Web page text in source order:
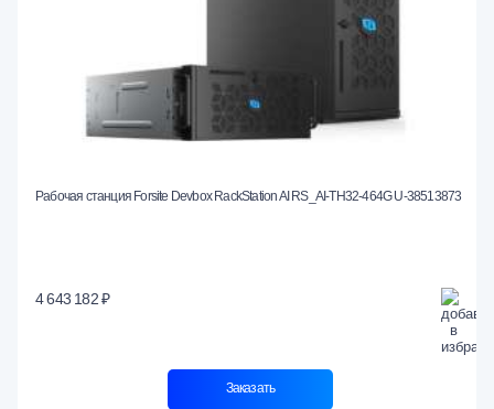
Рабочая станция Forsite Devbox RackStation AI RS_AI-TH32-464G U-38513873
4 643 182 ₽
Заказать